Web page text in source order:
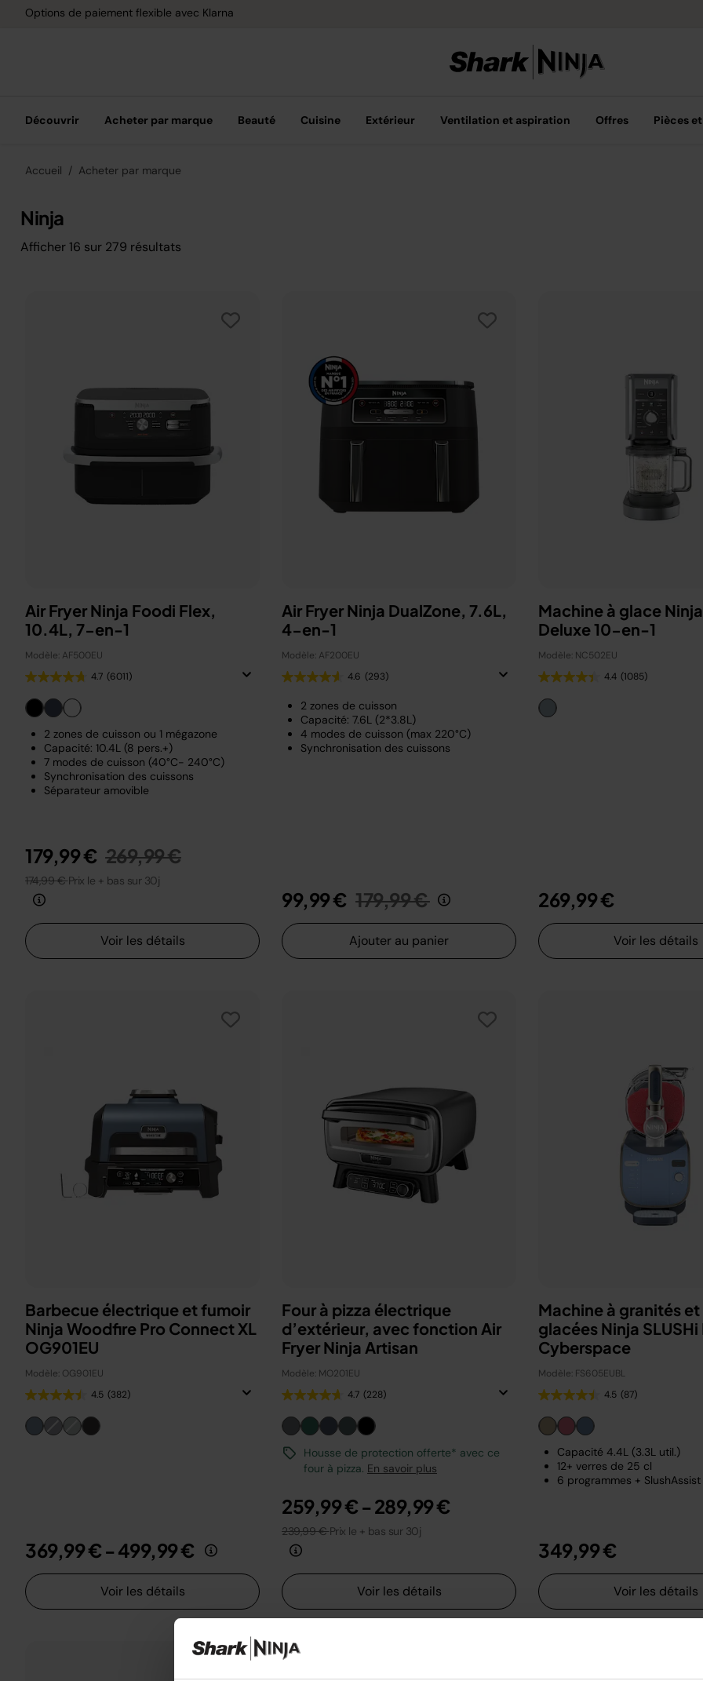
Options de paiement flexible avec Klarna Livraison
Découvrir Acheter par marque Beauté Cuisine Extérieur Ventilation et aspiration Offres Pièces
Accueil Acheter par marque
Ninja
Afficher 16 sur 279 résultats
Air Fryer Ninja Foodi Flex,
10.4L, 7-en-1
Modèle: AF500EU
4.7 (6011)
2 zones de cuisson ou 1 mégazone
Capacité: 10.4L (8 pers.+)
7 modes de cuisson (40°C- 240°C)
Synchronisation des cuissons
Séparateur amovible
179,99 € Prix réduit de
269,99 €au
174,99 €Prix le + bas sur 30j
Voir les détails
Air Fryer Ninja DualZone, 7.6L,
4-en-1
Modèle: AF200EU
4.6 (293)
2 zones de cuisson
Capacité: 7.6L (2*3.8L)
4 modes de cuisson (max 220°C)
Synchronisation des cuissons
99,99 € Prix réduit de
179,99 €au
Ajouter au panier
Machine à glace
Deluxe 10-en-1
Modèle: NC502EU
4.4 (1085)
269,99 €
Voir les détails
Barbecue électrique et fumoir
Ninja Woodfire Pro Connect XL
OG901EU
Modèle: OG901EU
4.5 (382)
369,99 € - 499,99 €
Voir les détails
Four à pizza électrique
d’extérieur, avec fonction Air
Fryer Ninja Artisan
Modèle: MO201EU
4.7 (228)
Housse de protection offerte* avec ce
four à pizza. En savoir plus
259,99 € - 289,99 €
239,99 €Prix le + bas sur 30j
Voir les détails
Machine à granités
glacées Ninja SLUSHi
Cyberspace
Modèle: FS605EUBL
4.5 (87)
Capacité 4.4L (3.3L util.)
12+ verres de 25 cl
6 programmes + SlushAssist
349,99 €
Voir les détails